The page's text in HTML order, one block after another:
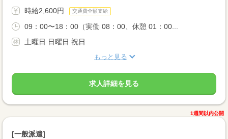
時給2,600円 交通費全額支給
09：00〜18：00（実働 08：00、休憩 01：00...
土曜日 日曜日 祝日
もっと見る
求人詳細を見る
1週間以内公開
[一般派遣]